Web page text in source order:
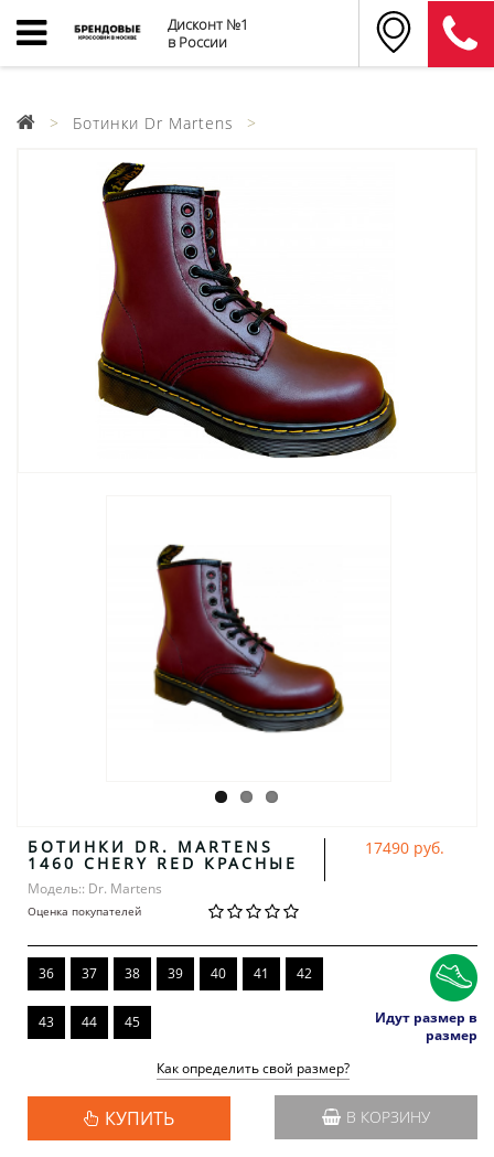
Дисконт №1
в России
Ботинки Dr Martens
БОТИНКИ DR. MARTENS
1460 CHERY RED КРАСНЫЕ
Модель:: Dr. Martens
Оценка покупателей
17490 руб.
36 37 38 39 40 41 42
43 44 45
Идут размер в
размер
Как определить свой размер?
КУПИТЬ В КОРЗИНУ